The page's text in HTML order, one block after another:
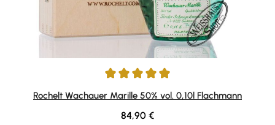
Durchschnittliche Bewertung von 4.93 von 5 Sternen
Rochelt Wachauer Marille 50% vol. 0,10l Flachmann
Regulärer Preis:
84,90 €